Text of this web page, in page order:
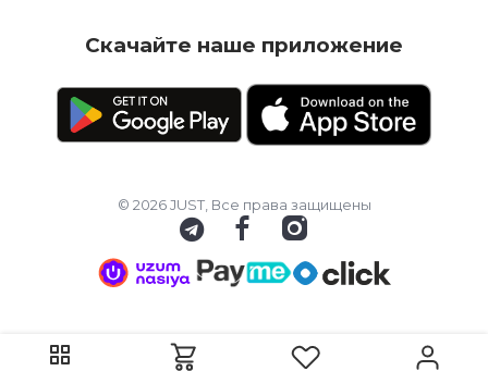
Скачайте наше приложение
© 2026 JUST, Все права защищены